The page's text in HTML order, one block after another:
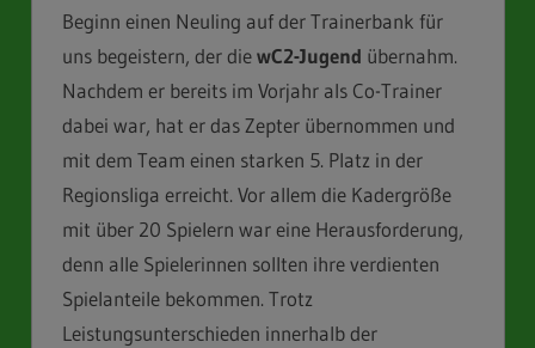
Beginn einen Neuling auf der Trainerbank für
uns begeistern, der diewC2-Jugend übernahm.
Nachdem er bereits im Vorjahr als Co-Trainer
dabei war, hat er das Zepter übernommen und
mit dem Team einen starken 5. Platz in der
Regionsliga erreicht. Vor allem die Kadergröße
mit über 20 Spielern war eine Herausforderung,
denn alle Spielerinnen sollten ihre verdienten
Spielanteile bekommen. Trotz
Leistungsunterschieden innerhalb der